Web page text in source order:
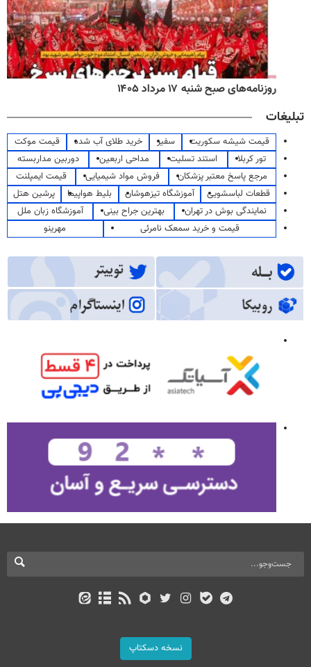
روزنامه‌های صبح شنبه ۱۷ مرداد ۱۴۰۵
تبلیغات
قیمت شیشه سکوریت سفیر خرید طلای آب شده
قیمت موکت
تور کربلا
استند تسلیت مداحی اربعین
دوربین مداربسته
مرجع پاسخ معتبر پزشکان
فروش مواد شیمیایی
قیمت ایمپلنت
قطعات لباسشویی
آموزشگاه تیزهوشان بلیط هواپیما
پرشین هتل
نمایندگی بوش در تهران
بهترین جراح بینی
آموزشگاه زبان ملل
قیمت و خرید سمعک نامرئی
مهرینو
نسخه دسکتاپ